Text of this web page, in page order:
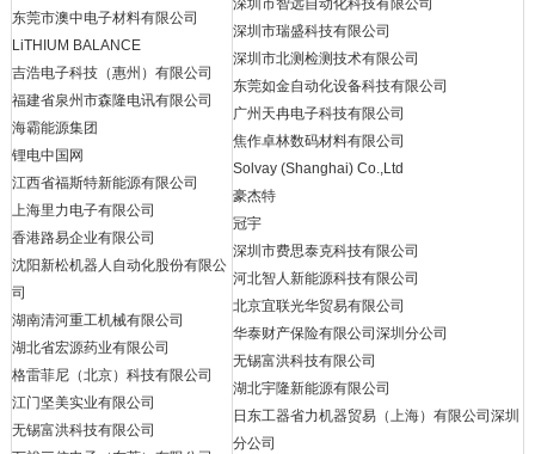
东莞市澳中电子材料有限公司
LiTHIUM BALANCE
吉浩电子科技（惠州）有限公司
福建省泉州市森隆电讯有限公司
海霸能源集团
锂电中国网
江西省福斯特新能源有限公司
上海里力电子有限公司
香港路易企业有限公司
沈阳新松机器人自动化股份有限公
司
湖南清河重工机械有限公司
湖北省宏源药业有限公司
格雷菲尼（北京）科技有限公司
江门坚美实业有限公司
无锡富洪科技有限公司
深圳市瑞盛科技有限公司
深圳市北测检测技术有限公司
东莞如金自动化设备科技有限公司
广州天冉电子科技有限公司
焦作卓林数码材料有限公司
Solvay (Shanghai) Co.,Ltd
豪杰特
冠宇
深圳市费思泰克科技有限公司
河北智人新能源科技有限公司
北京宜联光华贸易有限公司
华泰财产保险有限公司深圳分公司
无锡富洪科技有限公司
湖北宇隆新能源有限公司
日东工器省力机器贸易（上海）有限公司深圳
分公司